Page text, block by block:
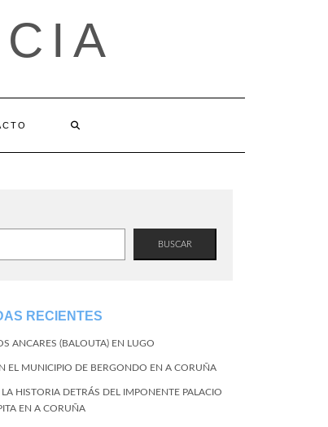
BUSCAR
RECIENTES
ANCARES (BALOUTA) EN LUGO
EL MUNICIPIO DE BERGONDO EN A CORUÑA
LA HISTORIA DETRÁS DEL IMPONENTE PALACIO
EN A CORUÑA